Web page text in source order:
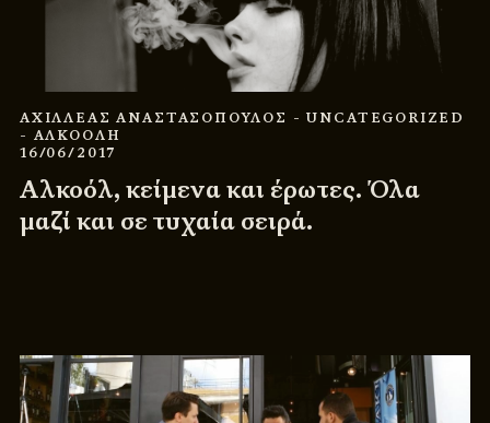
ΑΧΙΛΛΕΑΣ ΑΝΑΣΤΑΣΟΠΟΥΛΟΣ - UNCATEGORIZED
- ΑΛΚΟΟΛΗ
16/06/2017
Αλκοόλ, κείμενα και έρωτες. Όλα
μαζί και σε τυχαία σειρά.